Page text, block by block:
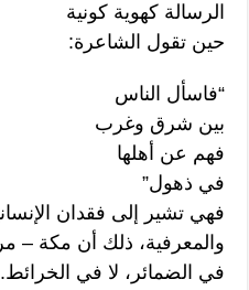
الرسالة كهوية كونية
حين تقول الشاعرة:
“فاسأل الناس
بين شرق وغرب
فهم عن أهلها
في ذهول”
فهي تشير إلى فقدان
والمعرفية، ذلك أن مكة –
في الضمائر، لا في